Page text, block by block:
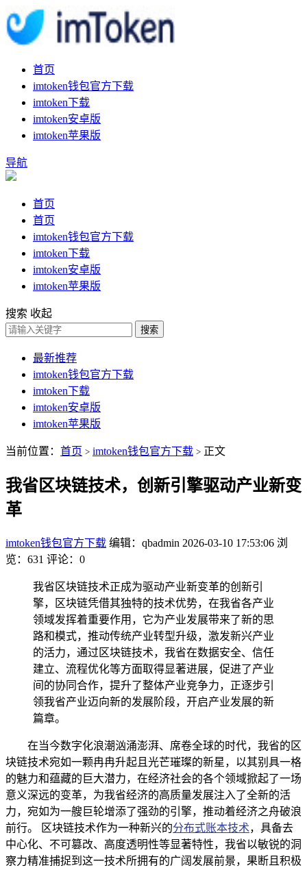
首页
imtoken钱包官方下载
imtoken下载
imtoken安卓版
imtoken苹果版
导航
首页
首页
imtoken钱包官方下载
imtoken下载
imtoken安卓版
imtoken苹果版
搜索 收起
搜索
最新推荐
imtoken钱包官方下载
imtoken下载
imtoken安卓版
imtoken苹果版
当前位置： 首页 > imtoken钱包官方下载 > 正文
我省区块链技术，创新引擎驱动产业新变
革
imtoken钱包官方下载 编辑：qbadmin 2026-03-10 17:53:06 浏
览：631 评论：0
我省区块链技术正成为驱动产业新变革的创新引
擎，区块链凭借其独特的技术优势，在我省各产业
领域发挥着重要作用，它为产业发展带来了新的思
路和模式，推动传统产业转型升级，激发新兴产业
的活力，通过区块链技术，我省在数据安全、信任
建立、流程优化等方面取得显著进展，促进了产业
间的协同合作，提升了整体产业竞争力，正逐步引
领我省产业迈向新的发展阶段，开启产业发展的新
篇章。
在当今数字化浪潮汹涌澎湃、席卷全球的时代，我省的区
块链技术宛如一颗冉冉升起且光芒璀璨的新星，以其别具一格
的魅力和蕴藏的巨大潜力，在经济社会的各个领域掀起了一场
意义深远的变革，为我省经济的高质量发展注入了全新的活
力，宛如为一艘巨轮增添了强劲的引擎，推动着经济之舟破浪
前行。 区块链技术作为一种新兴的分布式账本技术，具备去
中心化、不可篡改、高度透明性等显著特性，我省以敏锐的洞
察力精准捕捉到这一技术所拥有的广阔发展前景，果断且积极